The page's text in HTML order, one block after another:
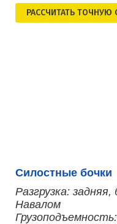
РАСCЧИТАТЬ ТОЧНУЮ
Силостные бочки
Разгрузка: задняя,
Навалом